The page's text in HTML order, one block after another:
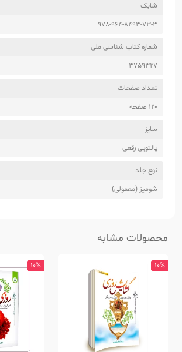
شابک
978-964-8493-73-3
شماره کتاب شناسی ملی
3759327
تعداد صفحات
120 صفحه
سایز
پالتویی رقعی
نوع جلد
شومیز (معمولی)
محصولات مشابه
10%
10%